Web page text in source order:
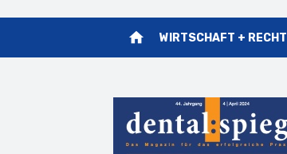
home WIRTSCHAFT + RECHT